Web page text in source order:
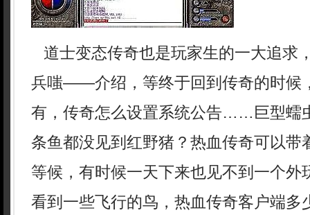
道士变态传奇也是玩家生的一大追求
兵嗤——介绍，等终于回到传奇的时候
有，传奇怎么设置系统公告……巨型蠕
条鱼都没见到红野猪？热血传奇可以带
等候，有时候一天下来也见不到一个外
看到一些飞行的鸟，热血传奇客户端多